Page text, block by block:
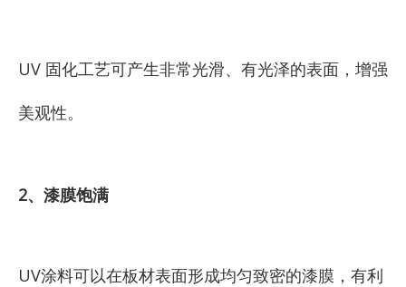
UV 固化工艺可产生非常光滑、有光泽的表面，增强
美观性。
2、漆膜饱满
UV涂料可以在板材表面形成均匀致密的漆膜，有利